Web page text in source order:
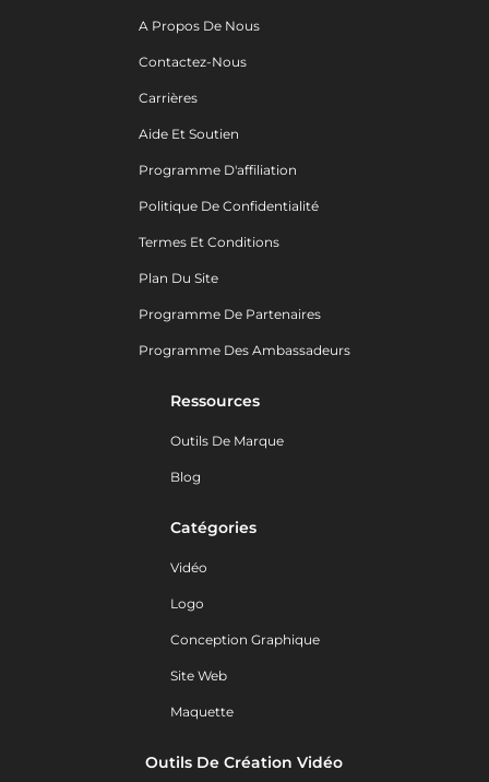
A Propos De Nous
Contactez-Nous
Carrières
Aide Et Soutien
Programme D'affiliation
Politique De Confidentialité
Termes Et Conditions
Plan Du Site
Programme De Partenaires
Programme Des Ambassadeurs
Ressources
Outils De Marque
Blog
Catégories
Vidéo
Logo
Conception Graphique
Site Web
Maquette
Outils De Création Vidéo